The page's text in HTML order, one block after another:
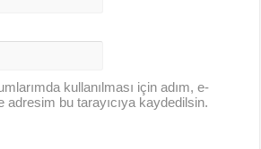
kullanılması için adım, e-
adresim bu tarayıcıya kaydedilsin.